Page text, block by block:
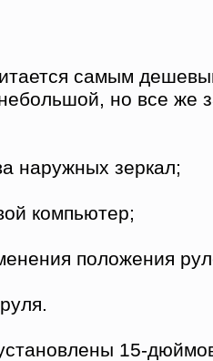
самым
но все же
наружных зеркал;
компьютер;
положения
15-